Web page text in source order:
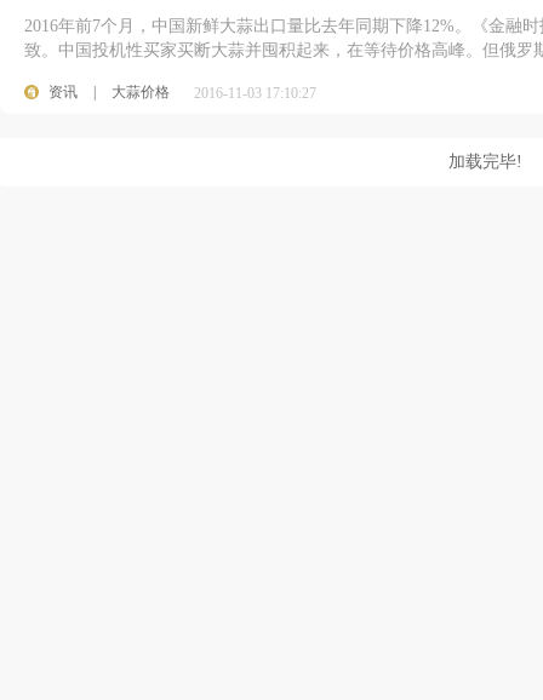
2016年前7个月，中国新鲜大蒜出口量比去年同期下降12%。《金融
致。中国投机性买家买断大蒜并囤积起来，在等待价格高峰。但俄罗
资讯 大蒜价格 2016-11-03 17:10:27
加载完毕!